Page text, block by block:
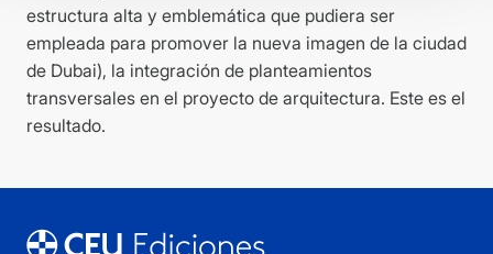
estructura alta y emblemática que pudiera ser
empleada para promover la nueva imagen de la ciudad
de Dubai), la integración de planteamientos
transversales en el proyecto de arquitectura. Este es el
resultado.